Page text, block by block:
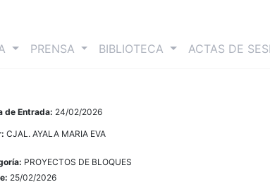
PRENSA BIBLIOTECA ACTAS DE
de Entrada: 24/02/2026
CJAL. AYALA MARIA EVA
PROYECTOS DE BLOQUES
25/02/2026